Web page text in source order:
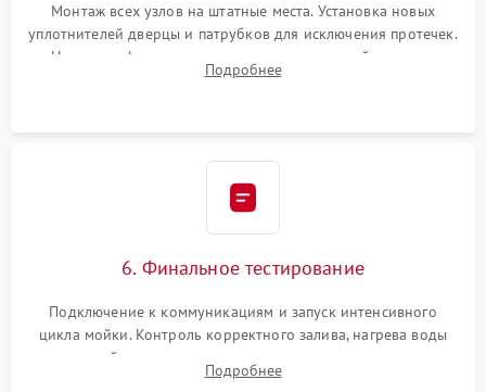
Монтаж всех узлов на штатные места. Установка новых
уплотнителей дверцы и патрубков для исключения протечек.
Надежная фиксация хомутов гидравлической системы,
сборка корпуса и установка датчика поплавка.
Подробнее
6. Финальное тестирование
Подключение к коммуникациям и запуск интенсивного
цикла мойки. Контроль корректного залива, нагрева воды
до нужной температуры, отсутствия посторонних шумов,
штатного слива и абсолютной сухости в поддоне.
Подробнее